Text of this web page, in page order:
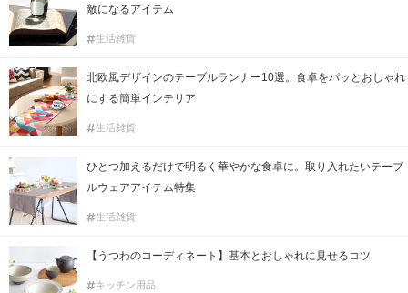
敵になるアイテム
生活雑貨
北欧風デザインのテーブルランナー10選。食卓をパッとおしゃれ
にする簡単インテリア
生活雑貨
ひとつ加えるだけで明るく華やかな食卓に。取り入れたいテーブ
ルウェアアイテム特集
生活雑貨
【うつわのコーディネート】基本とおしゃれに見せるコツ
キッチン用品